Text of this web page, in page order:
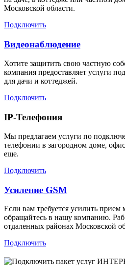
Московской области.
Подключить
Видеонаблюдение
Хотите защитить свою частную
компания предоставляет услуги
для дачи и коттеджей.
Подключить
IP-Телефония
Мы предлагаем услуги по
телефонии в загородном доме,
еще.
Подключить
Усиление GSM
Если вам требуется усилить прием
обращайтесь в нашу компанию.
отдаленных районах Московской
Подключить